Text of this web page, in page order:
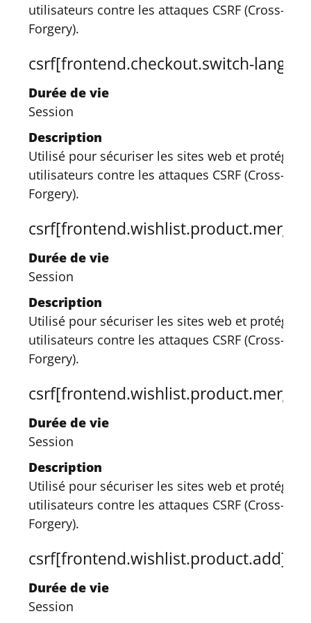
utilisateurs contre les attaques CSRF (Cross-
Forgery).
csrf[frontend.checkout.switch-
Durée de vie
Session
Description
Utilisé pour sécuriser les sites web et protéger
utilisateurs contre les attaques CSRF (Cross-
Forgery).
csrf[frontend.wishlist.product.merge]
Durée de vie
Session
Description
Utilisé pour sécuriser les sites web et protéger
utilisateurs contre les attaques CSRF (Cross-
Forgery).
Durée de vie
Session
Description
Utilisé pour sécuriser les sites web et protéger
utilisateurs contre les attaques CSRF (Cross-
Forgery).
csrf[frontend.wishlist.product.add]
Durée de vie
Session